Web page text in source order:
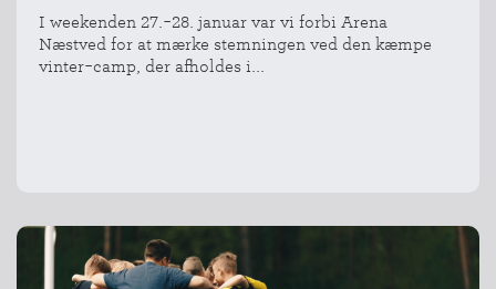
I weekenden 27.-28. januar var vi forbi Arena
Næstved for at mærke stemningen ved den kæmpe
vinter-camp, der afholdes i...